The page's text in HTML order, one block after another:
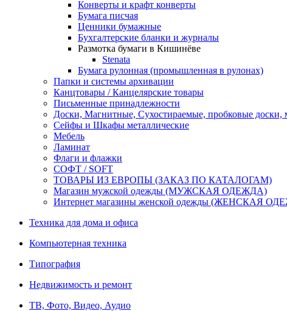
Конверты и крафт конверты
Бумага писчая
Ценники бумажные
Бухгалтерские бланки и журналы
Размотка бумаги в Кишинёве
Stenata
Бумага рулонная (промышленная в рулонах)
Папки и системы архивации
Канцтовары / Канцелярские товары
Письменные принадлежности
Доски, Магнитные, Сухостираемые, пробковые доски,
Сейфы и Шкафы металлические
Мебель
Ламинат
Флаги и флажки
СОФТ / SOFT
ТОВАРЫ ИЗ ЕВРОПЫ (ЗАКАЗ ПО КАТАЛОГАМ)
Магазин мужской одежды (МУЖСКАЯ ОДЕЖДА)
Интернет магазины женской одежды (ЖЕНСКАЯ
Техника для дома и офиса
Компьютерная техника
Типография
Недвижимость и ремонт
ТВ, Фото, Видео, Аудио